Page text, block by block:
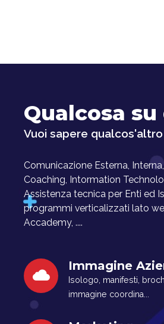
Qualcosa
Vuoi sapere qualcos'altro
Comunicazione Esterna,
Coaching, Intormation
Assistenza tecnica per Enti ed
programmi verticalizzati lato
Accademy, ....
Immagine
Isologo, manifesti,
immagine coordina...